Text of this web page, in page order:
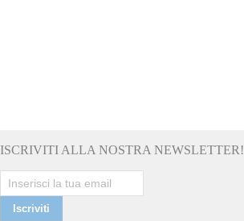
ISCRIVITI ALLA NOSTRA NEWSLETTER!
Iscriviti